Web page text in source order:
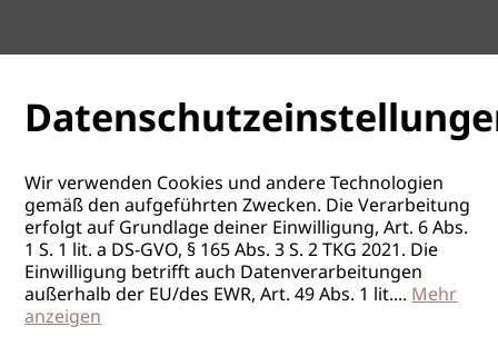
Wir verwenden Cookies und andere Technologien
gemäß den aufgeführten Zwecken. Die Verarbeitung
erfolgt auf Grundlage deiner Einwilligung, Art. 6 Abs.
1 S. 1 lit. a DS-GVO, § 165 Abs. 3 S. 2 TKG 2021. Die
Einwilligung betrifft auch Datenverarbeitungen
außerhalb der EU/des EWR, Art. 49 Abs. 1 lit....Mehr
anzeigen